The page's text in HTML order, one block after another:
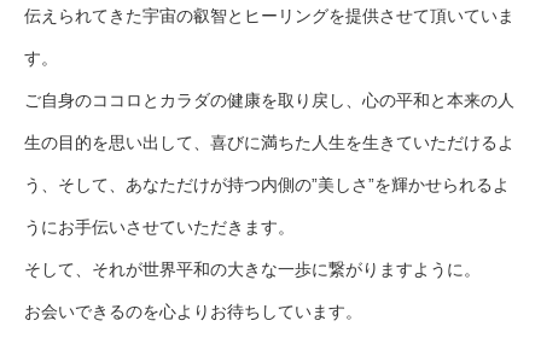
伝えられてきた宇宙の叡智とヒーリングを提供させて頂いていま
す。
ご自身のココロとカラダの健康を取り戻し、心の平和と本来の人
生の目的を思い出して、喜びに満ちた人生を生きていただけるよ
う、そして、あなただけが持つ内側の”美しさ”を輝かせられるよ
うにお手伝いさせていただきます。
そして、それが世界平和の大きな一歩に繋がりますように。
お会いできるのを心よりお待ちしています。